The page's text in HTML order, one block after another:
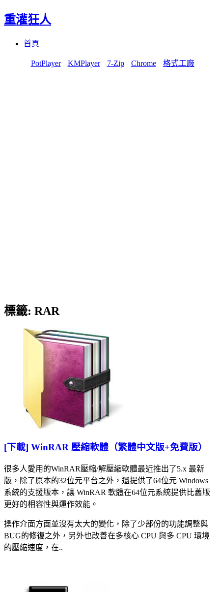
重灌狂人
首頁
PotPlayer KMPlayer 7-Zip Chrome 格式工廠
標籤: RAR
[下載] WinRAR 壓縮軟體（繁體中文版+免費版）
很多人愛用的WinRAR壓縮/解壓縮軟體最近推出了5.x 最新
版，除了原本的32位元平台之外，還提供了64位元 Windows
系統的支援版本，讓 WinRAR 軟體在64位元系統提供比舊版
更好的相容性與運作效能。
操作介面方面並沒有太大的變化，除了少部份的功能調整與
BUG的修復之外，另外也改善在多核心 CPU 與多 CPU 環境
的壓縮速度，在..